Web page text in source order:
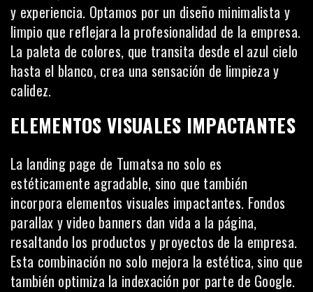
y experiencia. Optamos por un diseño minimalista y
limpio que reflejara la profesionalidad de la empresa.
La paleta de colores, que transita desde el azul cielo
hasta el blanco, crea una sensación de limpieza y
calidez.
ELEMENTOS VISUALES IMPACTANTES
La landing page de Tumatsa no solo es
estéticamente agradable, sino que también
incorpora elementos visuales impactantes. Fondos
parallax y video banners dan vida a la página,
resaltando los productos y proyectos de la empresa.
Esta combinación no solo mejora la estética, sino que
también optimiza la indexación por parte de Google.